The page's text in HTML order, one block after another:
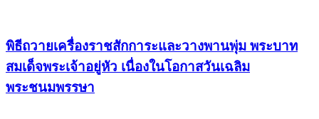
พิธีถวายเครื่องราชสักการะและวางพานพุ่ม พระบาท
สมเด็จพระเจ้าอยู่หัว เนื่องในโอกาสวันเฉลิม
พระชนมพรรษา